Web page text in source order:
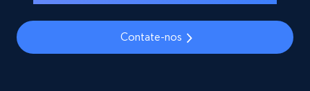
Contate-nos